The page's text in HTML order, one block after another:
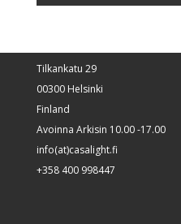
Tilkankatu 29
00300 Helsinki
Finland
Avoinna Arkisin 10.00 -17.00
info(at)casalight.fi
+358 400 998447